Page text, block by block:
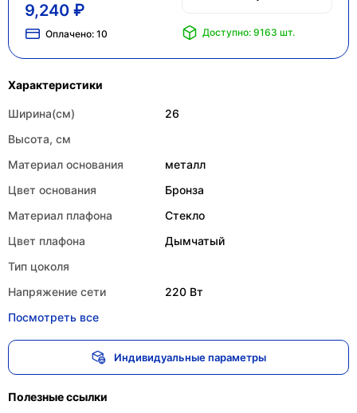
9,240 ₽
Оплачено: 10 Доступно: 9163 шт.
Характеристики
Ширина(см)
26
Высота, см
Материал основания
металл
Цвет основания
Бронза
Материал плафона
Стекло
Цвет плафона
Дымчатый
Тип цоколя
Напряжение сети
220 Вт
Посмотреть все
Индивидуальные параметры
Полезные ссылки